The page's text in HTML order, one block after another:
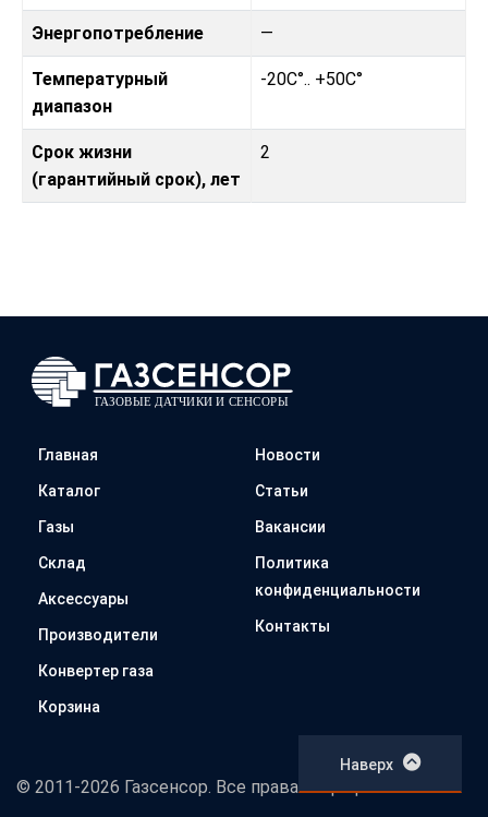
Энергопотребление —
Температурный
диапазон
-20C°.. +50C°
Срок жизни
(гарантийный срок), лет
2
Главная
Каталог
Газы
Склад
Аксессуары
Производители
Конвертер газа
Корзина
Новости
Статьи
Вакансии
Политика
конфиденциальности
Контакты
© 2011-2026 Газсенсор. Все права защищены
Наверх